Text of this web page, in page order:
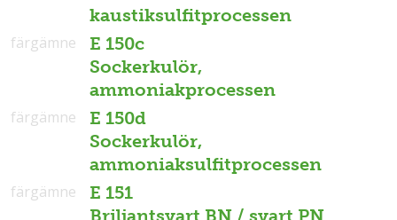
kaustiksulfitprocessen
E 150c
Sockerkulör,
ammoniakprocessen
färgämne
E 150d
Sockerkulör,
ammoniaksulfitprocessen
färgämne
E 151
Briljantsvart BN / svart PN
färgämne